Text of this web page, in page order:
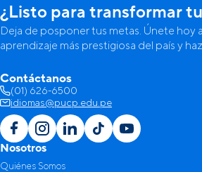
¿Listo para transformar
Deja de posponer tus metas. Únete hoy
aprendizaje más prestigiosa del país y
Contáctanos
(01) 626-6500
idiomas@pucp.edu.pe
Nosotros
Quiénes Somos